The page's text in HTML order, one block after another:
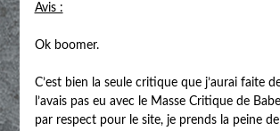
Avis :
Ok boomer.
C’est bien la seule critique que j’aurai faite
l’avais pas eu avec le Masse Critique de
par respect pour le site, je prends la peine